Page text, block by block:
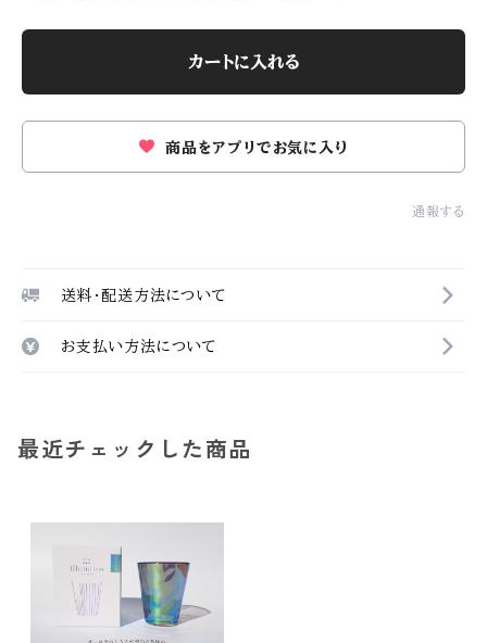
カートに入れる
商品をアプリでお気に入り
通報する
送料・配送方法について
お支払い方法について
最近チェックした商品